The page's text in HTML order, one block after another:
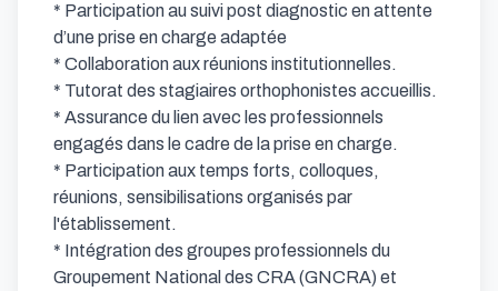
* Participation au suivi post diagnostic en attente
d’une prise en charge adaptée
* Collaboration aux réunions institutionnelles.
* Tutorat des stagiaires orthophonistes accueillis.
* Assurance du lien avec les professionnels
engagés dans le cadre de la prise en charge.
* Participation aux temps forts, colloques,
réunions, sensibilisations organisés par
l'établissement.
* Intégration des groupes professionnels du
Groupement National des CRA (GNCRA) et